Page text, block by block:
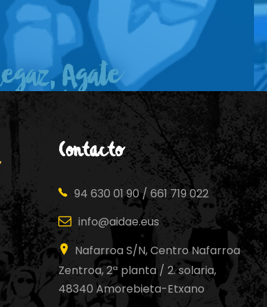
Contacto
94 630 01 90 / 661 719 022
info@aidae.eus
Nafarroa S/N, Centro Nafarroa
Zentroa, 2ª planta / 2. solaria,
48340 Amorebieta-Etxano